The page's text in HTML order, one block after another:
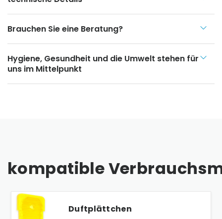
Brauchen Sie eine Beratung?
Hygiene, Gesundheit und die Umwelt stehen für
uns im Mittelpunkt
kompatible
Duftplättchen